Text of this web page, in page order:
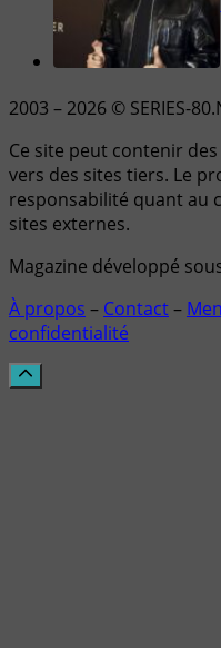
2003 – 2026 © SERIES-
Ce site peut contenir
vers des sites tiers. Le
responsabilité quant au
sites externes.
Magazine développé
À propos – Contact–
confidentialité